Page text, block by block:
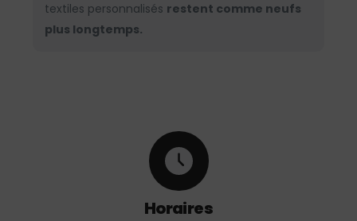
textiles personnalisés restent comme neufs
plus longtemps.
Horaires